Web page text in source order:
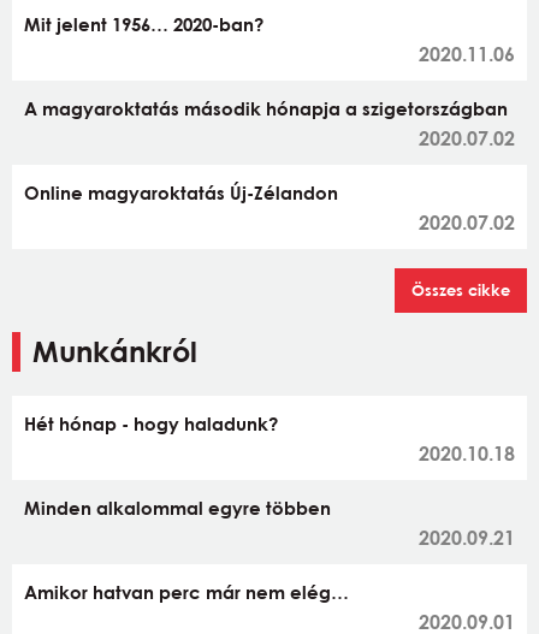
Mit jelent 1956… 2020-ban?
2020.11.06
A magyaroktatás második hónapja a szigetországban
2020.07.02
Online magyaroktatás Új-Zélandon
2020.07.02
Összes cikke
Munkánkról
Hét hónap - hogy haladunk?
2020.10.18
Minden alkalommal egyre többen
2020.09.21
Amikor hatvan perc már nem elég…
2020.09.01